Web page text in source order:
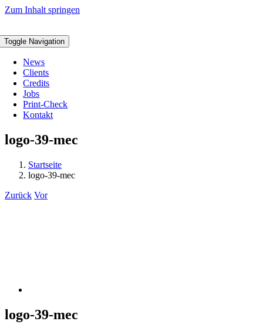
Zum Inhalt springen
Toggle Navigation
News
Clients
Credits
Jobs
Print-Check
Kontakt
logo-39-mec
Startseite
logo-39-mec
Zurück Vor
logo-39-mec